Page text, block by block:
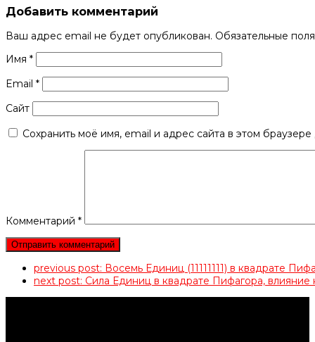
Добавить комментарий
Ваш адрес email не будет опубликован. Обязательные
Имя *
Email *
Сайт
Сохранить моё имя, email и адрес сайта в этом
Комментарий *
previous post: Восемь Единиц (11111111) в квадрате
next post: Сила Единиц в квадрате Пифагора,